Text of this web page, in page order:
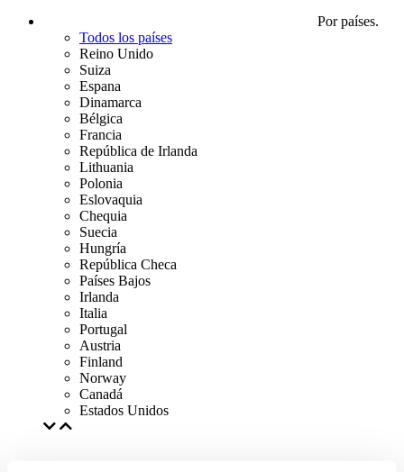
Por países.
Todos los países
Reino Unido
Suiza
Espana
Dinamarca
Bélgica
Francia
República de Irlanda
Lithuania
Polonia
Eslovaquia
Chequia
Suecia
Hungría
República Checa
Países Bajos
Irlanda
Italia
Portugal
Austria
Finland
Norway
Canadá
Estados Unidos